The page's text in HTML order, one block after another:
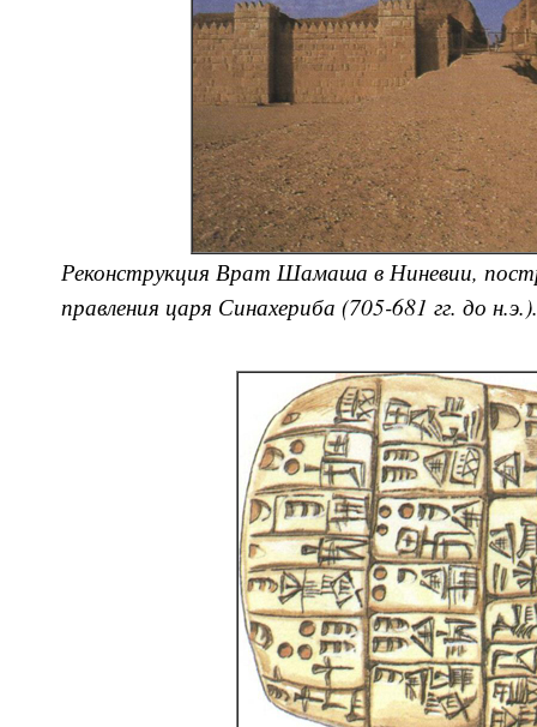
Реконструкция Врат Шамаша в Ниневии,
правления царя Синахериба (705-681 гг. до